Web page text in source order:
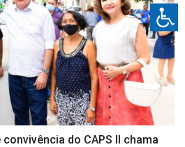
do CAPS II chama